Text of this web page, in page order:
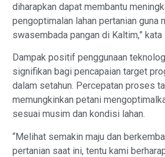
diharapkan dapat membantu
pengoptimalan lahan pertanian guna
swasembada pangan di Kaltim,” kata
Dampak positif penggunaan
signifikan bagi pencapaian target
dalam setahun. Percepatan proses
memungkinkan petani
sesuai musim dan kondisi lahan.
“Melihat semakin maju dan
pertanian saat ini, tentu kami